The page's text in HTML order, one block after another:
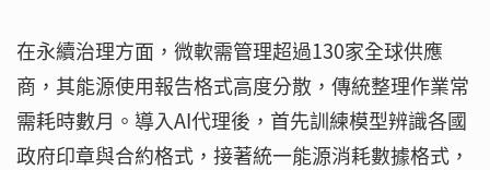
在永續治理方面，微軟需管理超過130家全球供應
商，其能源使用報告格式高度分散，傳統整理作業常
需耗時數月。導入AI代理後，首先訓練模型辨識各國
政府印章與合約格式，接著統一能源消耗數據格式，